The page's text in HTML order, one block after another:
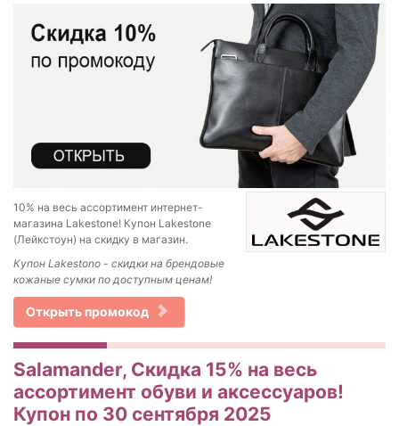
10% на весь ассортимент интернет-
магазина Lakestone! Купон Lakestone
(Лейкстоун) на скидку в магазин.
Купон Lakestono - скидки на брендовые
кожаные сумки по доступным ценам!
Открыть промокод
Salamander, Скидка 15% на весь
ассортимент обуви и аксессуаров!
Купон по 30 сентября 2025